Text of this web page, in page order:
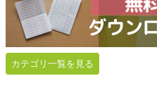
カテゴリ一覧を見る